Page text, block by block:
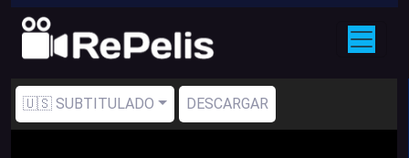
🇺🇸 SUBTITULADO DESCARGAR